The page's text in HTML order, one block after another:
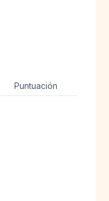
Puntuación